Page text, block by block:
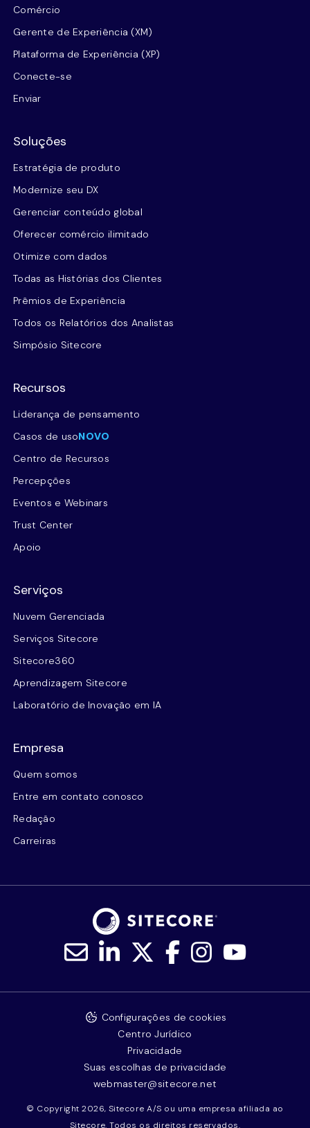
Comércio
Gerente de Experiência (XM)
Plataforma de Experiência (XP)
Conecte-se
Enviar
Soluções
Estratégia de produto
Modernize seu DX
Gerenciar conteúdo global
Oferecer comércio ilimitado
Otimize com dados
Todas as Histórias dos Clientes
Prêmios de Experiência
Todos os Relatórios dos Analistas
Simpósio Sitecore
Recursos
Liderança de pensamento
Casos de usoNOVO
Centro de Recursos
Percepções
Eventos e Webinars
Trust Center
Apoio
Serviços
Nuvem Gerenciada
Serviços Sitecore
Sitecore360
Aprendizagem Sitecore
Laboratório de Inovação em IA
Empresa
Quem somos
Entre em contato conosco
Redação
Carreiras
© Copyright 2026, Sitecore A/S ou uma empresa afiliada ao
Sitecore. Todos os direitos reservados.
Configurações de cookies
Centro Jurídico
Privacidade
Suas escolhas de privacidade
webmaster@sitecore.net